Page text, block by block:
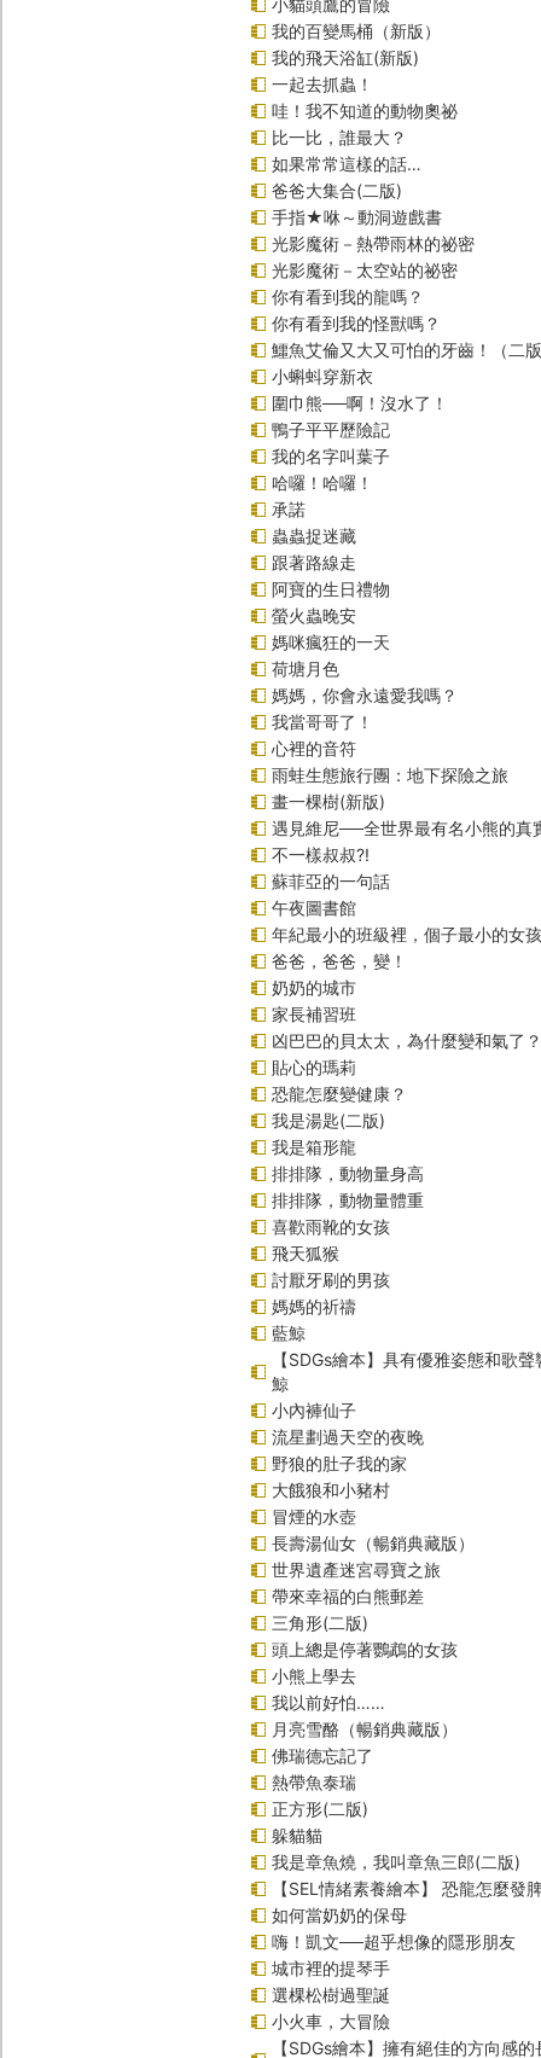
小貓頭鷹的冒險
我的百變馬桶（新版）
我的飛天浴缸(新版)
一起去抓蟲！
哇！我不知道的動物奧祕
比一比，誰最大？
如果常常這樣的話…
爸爸大集合(二版)
手指★咻～動洞遊戲書
光影魔術－熱帶雨林的祕密
光影魔術－太空站的祕密
你有看到我的龍嗎？
你有看到我的怪獸嗎？
鱷魚艾倫又大又可怕的牙齒！（二
小蝌蚪穿新衣
圍巾熊──啊！沒水了！
鴨子平平歷險記
我的名字叫葉子
哈囉！哈囉！
承諾
蟲蟲捉迷藏
跟著路線走
阿寶的生日禮物
螢火蟲晚安
媽咪瘋狂的一天
荷塘月色
媽媽，你會永遠愛我嗎？
我當哥哥了！
心裡的音符
雨蛙生態旅行團：地下探險之旅
畫一棵樹(新版)
遇見維尼──全世界最有名小熊的真
不一樣叔叔?!
蘇菲亞的一句話
午夜圖書館
年紀最小的班級裡，個子最小的女
爸爸，爸爸，變！
奶奶的城市
家長補習班
凶巴巴的貝太太，為什麼變和氣了？
貼心的瑪莉
恐龍怎麼變健康？
我是湯匙(二版)
我是箱形龍
排排隊，動物量身高
排排隊，動物量體重
喜歡雨靴的女孩
飛天狐猴
討厭牙刷的男孩
媽媽的祈禱
藍鯨
【SDGs繪本】具有優雅姿態和歌
鯨
小內褲仙子
流星劃過天空的夜晚
野狼的肚子我的家
大餓狼和小豬村
冒煙的水壺
長壽湯仙女（暢銷典藏版）
世界遺產迷宮尋寶之旅
帶來幸福的白熊郵差
三角形(二版)
頭上總是停著鸚鵡的女孩
小熊上學去
我以前好怕……
月亮雪酪（暢銷典藏版）
佛瑞德忘記了
熱帶魚泰瑞
正方形(二版)
躲貓貓
我是章魚燒，我叫章魚三郎(二版)
【SEL情緒素養繪本】 恐龍怎麼發
如何當奶奶的保母
嗨！凱文──超乎想像的隱形朋友
城市裡的提琴手
選棵松樹過聖誕
小火車，大冒險
【SDGs繪本】擁有絕佳的方向感